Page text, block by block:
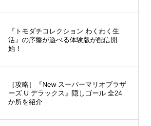
『トモダチコレクション わくわく生
活』の序盤が遊べる体験版が配信開
始！
［攻略］『New スーパーマリオブラザ
ーズ U デラックス』隠しゴール 全24
か所を紹介